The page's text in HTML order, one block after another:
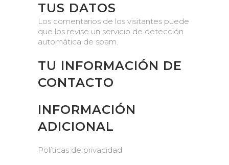
TUS DATOS
Los comentarios de los visitantes puede
que los revise un servicio de detección
automática de spam.
TU INFORMACIÓN DE
CONTACTO
INFORMACIÓN
ADICIONAL
Políticas de privacidad